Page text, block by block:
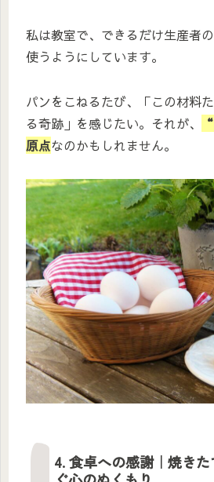
私は教室で、できるだけ生産者
使うようにしています。
パンをこねるたび、「この材料
る奇跡」を感じたい。それが、
原点なのかもしれません。
4. 食卓への感謝｜焼き